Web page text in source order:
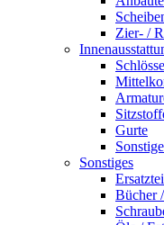
Zier- /
Gurte
Sonstiges
Bücher